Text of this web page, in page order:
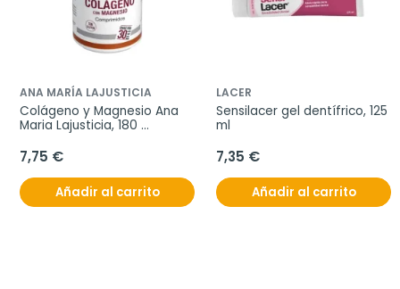
ANA MARÍA LAJUSTICIA
Colágeno y Magnesio Ana
Maria Lajusticia, 180
7,75 €
Añadir al carrito
LACER
Sensilacer gel dentífrico, 125
ml
7,35 €
Añadir al carrito